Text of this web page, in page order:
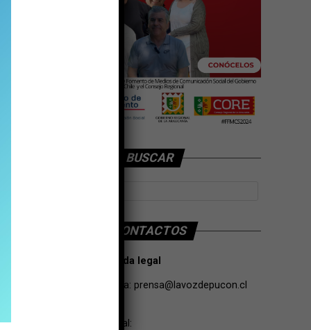
BUSCAR
CONTACTOS
Tarifas Propaganda legal
Contacto de Prensa: prensa@lavozdepucon.cl
Contacto Comercial: